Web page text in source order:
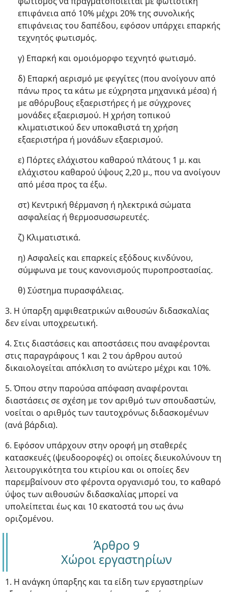
επιφάνεια από 10% μέχρι 20% της συνολικής
επιφάνειας του δαπέδου, εφόσον υπάρχει επαρκής
τεχνητός φωτισμός.
γ) Επαρκή και ομοιόμορφο τεχνητό φωτισμό.
δ) Επαρκή αερισμό με φεγγίτες (που ανοίγουν από
πάνω προς τα κάτω με εύχρηστα μηχανικά μέσα) ή
με αθόρυβους εξαεριστήρες ή με σύγχρονες
μονάδες εξαερισμού. Η χρήση τοπικού
κλιματιστικού δεν υποκαθιστά τη χρήση
εξαεριστήρα ή μονάδων εξαερισμού.
ε) Πόρτες ελάχιστου καθαρού πλάτους 1 μ. και
ελάχιστου καθαρού ύψους 2,20 μ., που να ανοίγουν
από μέσα προς τα έξω.
στ) Κεντρική θέρμανση ή ηλεκτρικά σώματα
ασφαλείας ή θερμοσυσσωρευτές.
ζ) Κλιματιστικά.
η) Ασφαλείς και επαρκείς εξόδους κινδύνου,
σύμφωνα με τους κανονισμούς πυροπροστασίας.
θ) Σύστημα πυρασφάλειας.
3. Η ύπαρξη αμφιθεατρικών αιθουσών διδασκαλίας
δεν είναι υποχρεωτική.
4. Στις διαστάσεις και αποστάσεις που αναφέρονται
στις παραγράφους 1 και 2 του άρθρου αυτού
δικαιολογείται απόκλιση το ανώτερο μέχρι και 10%.
5. Όπου στην παρούσα απόφαση αναφέρονται
διαστάσεις σε σχέση με τον αριθμό των σπουδαστών,
νοείται ο αριθμός των ταυτοχρόνως διδασκομένων
(ανά βάρδια).
6. Εφόσον υπάρχουν στην οροφή μη σταθερές
κατασκευές (ψευδοοροφές) οι οποίες διευκολύνουν τη
λειτουργικότητα του κτιρίου και οι οποίες δεν
παρεμβαίνουν στο φέροντα οργανισμό του, το καθαρό
ύψος των αιθουσών διδασκαλίας μπορεί να
υπολείπεται έως και 10 εκατοστά του ως άνω
οριζομένου.
Άρθρο 9
Χώροι εργαστηρίων
1. Η ανάγκη ύπαρξης και τα είδη των εργαστηρίων